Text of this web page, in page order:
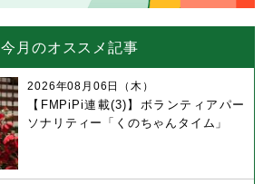
今月のオススメ記事
【FMPiPi連載(3)】ボランティアパー
ソナリティー「くのちゃんタイム」
2026年08月06日（木）